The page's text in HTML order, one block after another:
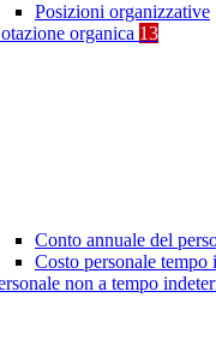
Posizioni organizzative
organica 13
Conto annuale del
Costo personale tempo
non a tempo